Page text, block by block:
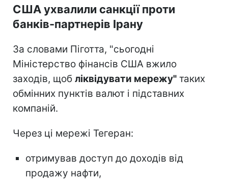
США ухвалили санкції проти
банків-партнерів Ірану
За словами Піготта, "сьогодні
Міністерство фінансів США вжило
заходів, щоб ліквідувати мережу" таких
обмінних пунктів валют і підставних
компаній.
Через ці мережі Тегеран:
отримував доступ до доходів від
продажу нафти,